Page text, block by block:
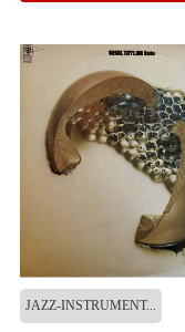
JAZZ-INSTRUMENT...